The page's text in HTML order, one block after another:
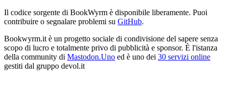
Il codice sorgente di BookWyrm è disponibile liberamente. Puoi
contribuire o segnalare problemi su GitHub.
Bookwyrm.it è un progetto sociale di condivisione del sapere senza
scopo di lucro e totalmente privo di pubblicità e sponsor. È l'istanza
della community di Mastodon.Uno ed è uno dei 30 servizi online
gestiti dal gruppo devol.it